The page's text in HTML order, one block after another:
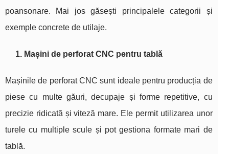
poansonare. Mai jos găsești principalele categorii și
exemple concrete de utilaje.
1. Mașini de perforat CNC pentru tablă
Mașinile de perforat CNC sunt ideale pentru producția de
piese cu multe găuri, decupaje și forme repetitive, cu
precizie ridicată și viteză mare. Ele permit utilizarea unor
turele cu multiple scule și pot gestiona formate mari de
tablă.